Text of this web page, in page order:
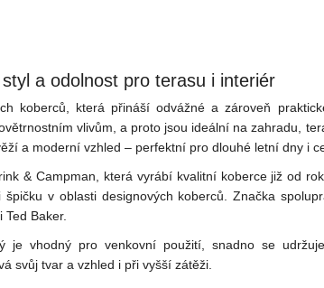
a odolnost pro terasu i interiér
koberců, která přináší odvážné a zároveň
vlivům, a proto jsou ideální na zahradu,
a moderní vzhled – perfektní pro dlouhé letní dny i
& Campman , která vyrábí kvalitní koberce již od
v oblasti designových koberců. Značka
Baker.
je vhodný pro venkovní použití, snadno se
svůj tvar a vzhled i při vyšší zátěži.